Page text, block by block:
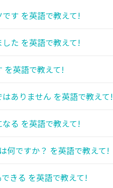
す を英語で教えて!
た を英語で教えて!
を英語で教えて!
ありません を英語で教えて!
る を英語で教えて!
何ですか？ を英語で教えて!
きる を英語で教えて!